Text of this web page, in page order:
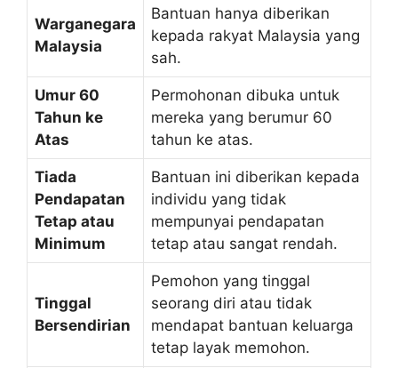
Warganegara
Malaysia
Bantuan hanya diberikan
kepada rakyat Malaysia yang
sah.
Umur 60
Tahun ke
Atas
Permohonan dibuka untuk
mereka yang berumur 60
tahun ke atas.
Tiada
Pendapatan
Tetap atau
Minimum
Bantuan ini diberikan kepada
individu yang tidak
mempunyai pendapatan
tetap atau sangat rendah.
Tinggal
Bersendirian
Pemohon yang tinggal
seorang diri atau tidak
mendapat bantuan keluarga
tetap layak memohon.